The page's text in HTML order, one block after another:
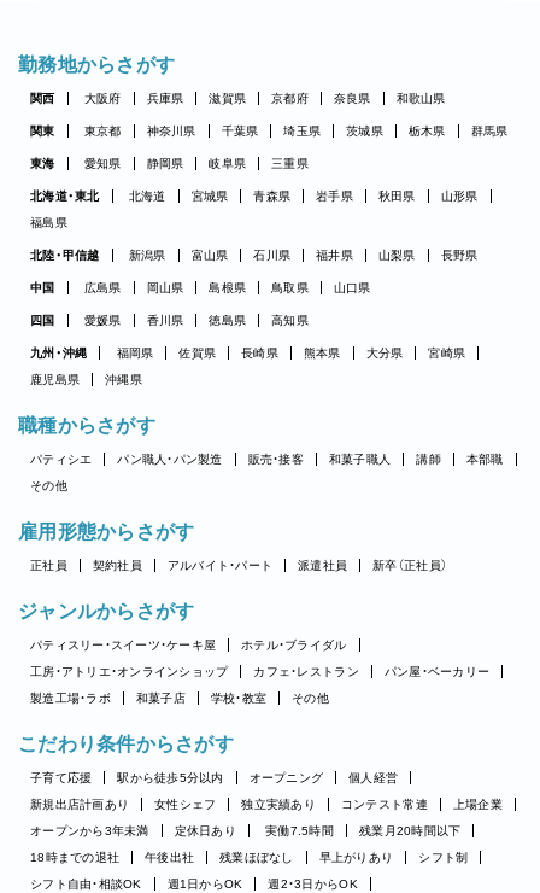
勤務地からさがす
関西 大阪府 兵庫県 滋賀県 京都府 奈良県 和歌山県
関東 東京都 神奈川県 千葉県 埼玉県 茨城県 栃木県 群馬県
東海 愛知県 静岡県 岐阜県 三重県
北海道・東北 北海道 宮城県 青森県 岩手県 秋田県
山形県
福島県
北陸・甲信越 新潟県 富山県 石川県 福井県 山梨県 長野県
中国 広島県 岡山県 島根県 鳥取県 山口県
四国 愛媛県 香川県 徳島県 高知県
九州・沖縄 福岡県 佐賀県 長崎県 熊本県 大分県
宮崎県
鹿児島県
沖縄県
職種からさがす
パティシエ パン職人・パン製造 販売・接客 和菓子職人 講師
本部職
その他
雇用形態からさがす
正社員 契約社員 アルバイト・パート 派遣社員 新卒（正社員）
ジャンルからさがす
パティスリー・スイーツ・ケーキ屋
ホテル・ブライダル
工房・アトリエ・オンラインショップ
カフェ・レストラン
パン屋・ベーカリー
製造工場・ラボ
和菓子店 学校・教室 その他
こだわり条件からさがす
子育て応援 駅から徒歩5分以内 オープニング
個人経営
新規出店計画あり
女性シェフ 独立実績あり コンテスト常連
上場企業
オープンから3年未満
定休日あり 実働7.5時間
残業月20時間以下
18時までの退社
午後出社 残業ほぼなし 早上がりあり
シフト制
シフト自由・相談OK
週1日からOK
週2・3日からOK